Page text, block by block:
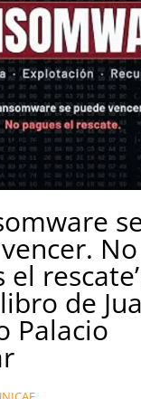
No
el
de
Palacio